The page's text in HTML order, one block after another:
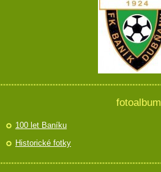
fotoalbum
100 let Baníku
Historické fotky